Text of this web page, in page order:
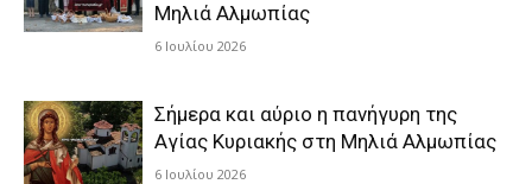
Μηλιά Αλμωπίας
6 Ιουλίου 2026
Σήμερα και αύριο η πανήγυρη της
Αγίας Κυριακής στη Μηλιά Αλμωπίας
6 Ιουλίου 2026